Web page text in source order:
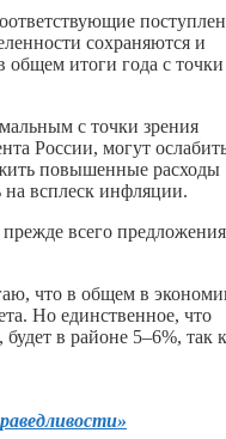
сохраняются и
итоги года с точки
с точки зрения
России, могут
повышенные расходы
всплеск инфляции.
прежде всего
что в общем в
Но единственное, что
в районе 5–6%, так